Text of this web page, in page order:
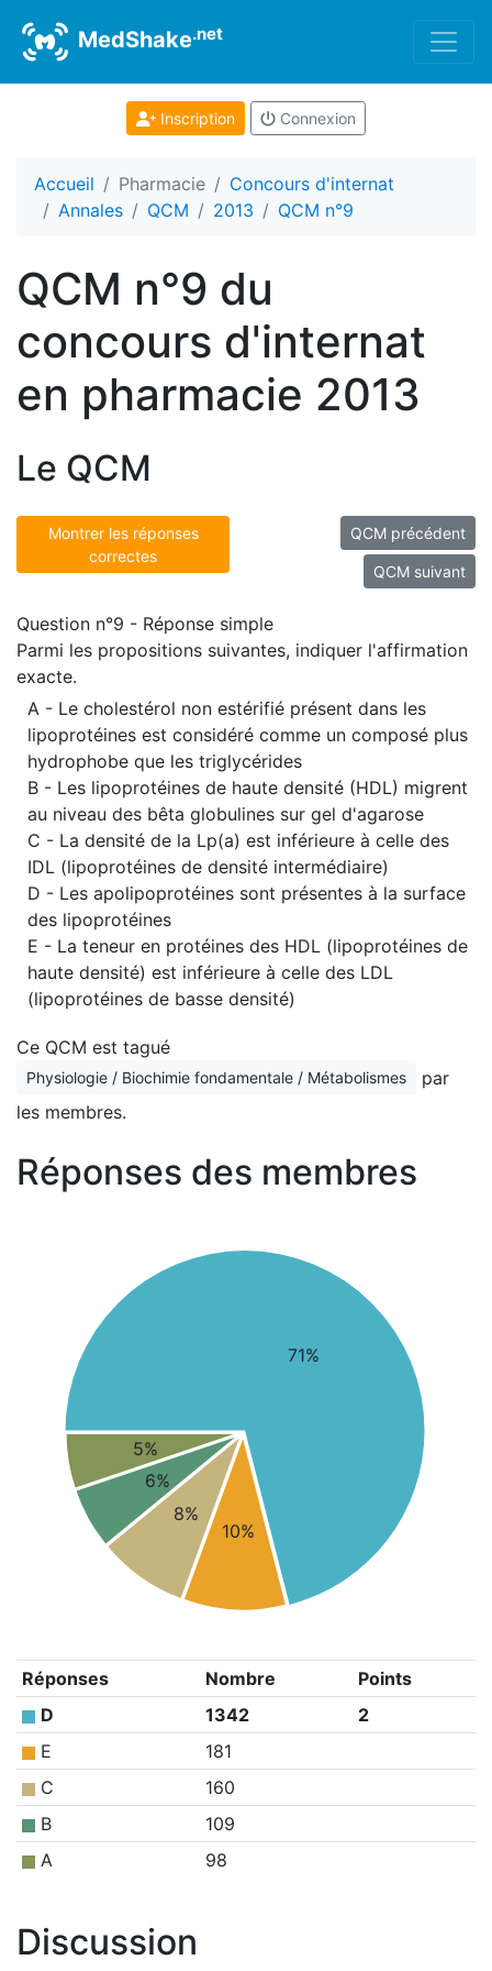
MedShake.net
Inscription Connexion
Accueil Pharmacie
Concours d'internat
Annales
QCM 2013 QCM n°9
QCM n°9 du
concours d'internat
en pharmacie 2013
Le QCM
Montrer les réponses
correctes
QCM précédent
QCM suivant
Question n°9 - Réponse simple
Parmi les propositions suivantes, indiquer l'affirmation
exacte.
A - Le cholestérol non estérifié présent dans les
lipoprotéines est considéré comme un composé plus
hydrophobe que les triglycérides
B - Les lipoprotéines de haute densité (HDL) migrent
au niveau des bêta globulines sur gel d'agarose
C - La densité de la Lp(a) est inférieure à celle des
IDL (lipoprotéines de densité intermédiaire)
D - Les apolipoprotéines sont présentes à la surface
des lipoprotéines
E - La teneur en protéines des HDL (lipoprotéines de
haute densité) est inférieure à celle des LDL
(lipoprotéines de basse densité)
Ce QCM est tagué
Physiologie / Biochimie fondamentale / Métabolismes
par
les membres.
Réponses des membres
71%
10%
8%
6%
5%
Réponses Nombre
Points
D
1342
2
E
181
C
160
B
109
A
98
Discussion